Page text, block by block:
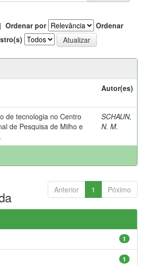
| Ordenar por
Ordenar
Autor(es)
de tecnologia no Centro
de Pesquisa de Milho e
SCHAUN,
N. M.
Anterior 1 Póximo
1
1